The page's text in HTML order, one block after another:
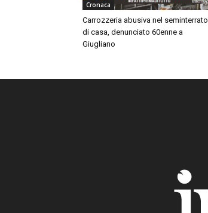
Cronaca
Carrozzeria abusiva nel seminterrato
di casa, denunciato 60enne a
Giugliano